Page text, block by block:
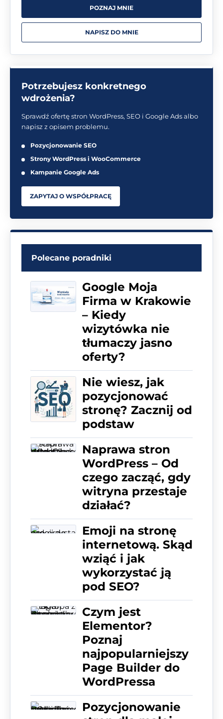
POZNAJ MNIE
NAPISZ DO MNIE
Potrzebujesz konkretnego
wdrożenia?
Sprawdź ofertę stron WordPress, SEO i Google Ads albo
napisz z opisem problemu.
Pozycjonowanie SEO
Strony WordPress i WooCommerce
Kampanie Google Ads
ZAPYTAJ O WSPÓŁPRACĘ
Polecane poradniki
Google Moja
Firma w Krakowie
– Kiedy
wizytówka nie
tłumaczy jasno
oferty?
Nie wiesz, jak
pozycjonować
stronę? Zacznij od
podstaw
Naprawa stron
WordPress – Od
czego zacząć, gdy
witryna przestaje
działać?
Emoji na stronę
internetową. Skąd
wziąć i jak
wykorzystać ją
pod SEO?
Czym jest
Elementor?
Poznaj
najpopularniejszy
Page Builder do
WordPressa
Pozycjonowanie